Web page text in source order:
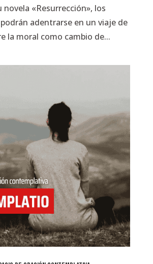
novela «Resurrección», los
adentrarse en un viaje de
la moral como cambio de...